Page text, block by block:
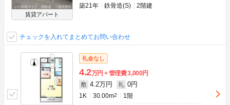
賃貸アパート
築21年
鉄骨造(S) 2階建
チェックを入れてまとめてお問い合わせ
礼金なし
4.2万円 管理費3,000円
敷 4.2万円 礼 0円
1K 30.00m2 1階